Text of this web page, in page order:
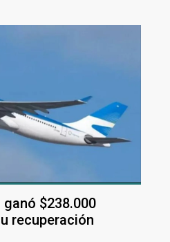
$238.000
recuperación